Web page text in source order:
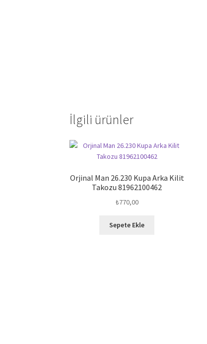
İlgili ürünler
Orjinal Man 26.230 Kupa Arka Kilit
Takozu 81962100462
₺770,00
Sepete Ekle